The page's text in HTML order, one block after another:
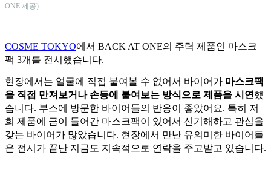
ONE 제공)
COSME TOKYO에서 BACK AT ONE의 주력 제품인 마스크
팩 3개를 전시했습니다.
현장에서는 얼굴에 직접 붙여볼 수 없어서 바이어가 마스크팩
을 직접 만져보거나 손등에 붙여보는 방식으로 제품을 시연 했
습니다. 부스에 방문한 바이어들의 반응이 좋았어요. 특히 저
희 제품에 금이 들어간 마스크팩이 있어서 신기해하고 관심을
갖는 바이어가 많았습니다. 현장에서 만난 유의미한 바이어들
은 전시가 끝난 지금도 지속적으로 연락을 주고받고 있습니다.